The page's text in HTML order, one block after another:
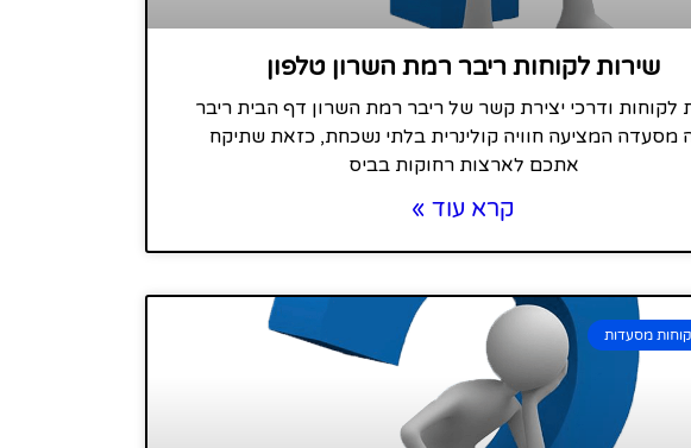
שירות לקוחות ריבר רמת השרון טלפון
לקוחות ודרכי יצירת קשר של ריבר רמת השרון דף הבית ריבר
מסעדה המציעה חוויה קולינרית בלתי נשכחת, כזאת שתיקח
אתכם לארצות רחוקות בביס
קרא עוד »
מסעדות